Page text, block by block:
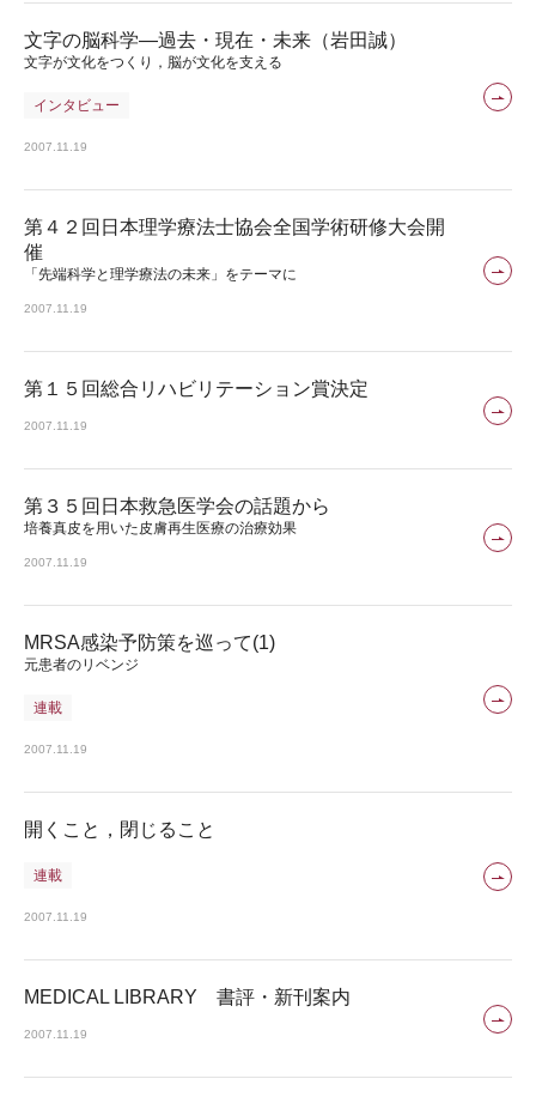
文字の脳科学―過去・現在・未来（岩田誠）
文字が文化をつくり，脳が文化を支える
インタビュー
2007.11.19
第４２回日本理学療法士協会全国学術研修大会開
催
「先端科学と理学療法の未来」をテーマに
2007.11.19
第１５回総合リハビリテーション賞決定
2007.11.19
第３５回日本救急医学会の話題から
培養真皮を用いた皮膚再生医療の治療効果
2007.11.19
MRSA感染予防策を巡って(1)
元患者のリベンジ
連載
2007.11.19
開くこと，閉じること
連載
2007.11.19
MEDICAL LIBRARY 書評・新刊案内
2007.11.19